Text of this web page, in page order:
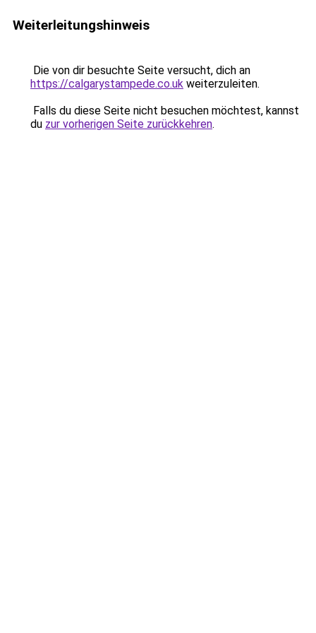
Weiterleitungshinweis
Die von dir besuchte Seite versucht, dich an
https://calgarystampede.co.uk weiterzuleiten.
Falls du diese Seite nicht besuchen möchtest, kannst
du zur vorherigen Seite zurückkehren.